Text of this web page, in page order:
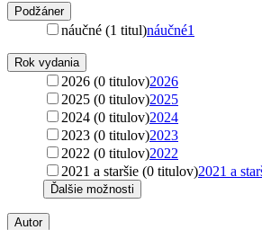
Podžáner
náučné (1 titul)náučné1
Rok vydania
2026 (0 titulov)2026
2025 (0 titulov)2025
2024 (0 titulov)2024
2023 (0 titulov)2023
2022 (0 titulov)2022
2021 a staršie (0 titulov)2021 a
Ďalšie možnosti
Autor